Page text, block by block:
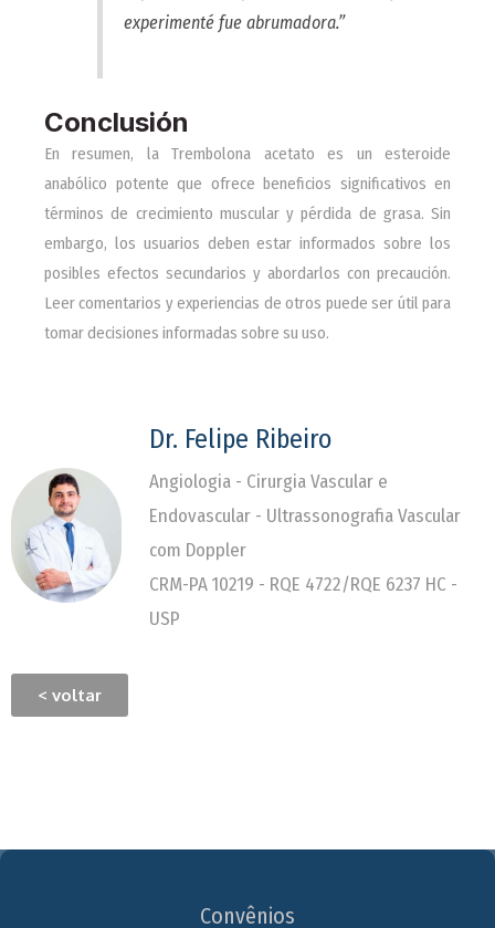
experimenté fue abrumadora.”
Conclusión
En resumen, la Trembolona acetato es un esteroide
anabólico potente que ofrece beneficios significativos en
términos de crecimiento muscular y pérdida de grasa. Sin
embargo, los usuarios deben estar informados sobre los
posibles efectos secundarios y abordarlos con precaución.
Leer comentarios y experiencias de otros puede ser útil para
tomar decisiones informadas sobre su uso.
Dr. Felipe Ribeiro
Angiologia - Cirurgia Vascular e
Endovascular - Ultrassonografia Vascular
com Doppler
CRM-PA 10219 - RQE 4722/RQE 6237 HC -
USP
< voltar
Convênios